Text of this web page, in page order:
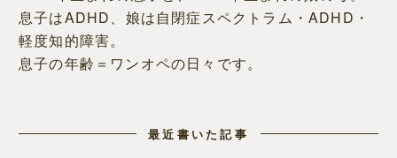
息子はADHD、娘は自閉症スペクトラム・ADHD・
軽度知的障害。
息子の年齢＝ワンオペの日々です。
最近書いた記事